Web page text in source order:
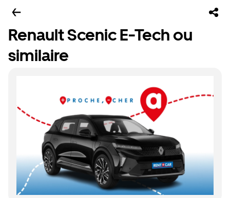
Renault Scenic E-Tech ou
similaire